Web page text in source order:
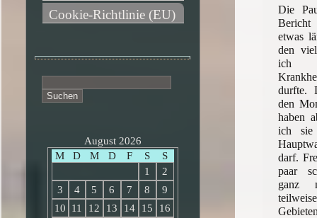
Die
etwas
den
ich
durfte.
den
haben
ich
darf.
paar
ganz
Cookie-Richtlinie (EU)
nach:
August 2026
M
D M D F S
S
1
2
3
4 5 6 7 8
9
10
11 12 13 14 15
16